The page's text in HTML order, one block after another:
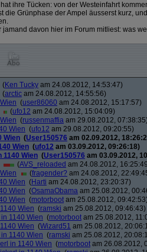
ihre Tücken: von der Westeinfahrt
die Grünphase der Ampel äusserst kurz,
davon hier im Forum mitliest: was
(Ken Tucky am 24.08.2012, 14:53:47)
(arctic am 24.08.2012, 14:55:56)
(user86060 am 24.08.2012, 15:17:57)
(ufo12 am 24.08.2012, 15:04:09)
(russenmaffia am 29.08.2012,
Wien (ufo12 am 29.08.2012, 09:20:55)
Wien (User150576 am 02.09.2012,
Wien (ufo12 am 03.09.2012, 09:26:18)
1140 Wien (User150576 am 03.09.2012,
(AVS_reloaded am 24.08.2012,
(fragender? am 24.08.2012,
Wien (Harti am 24.08.2012, 23:20:37)
Wien (OsamaObama am 25.08.2012,
Wien (motorboot am 25.08.2012,
Wien (ramski am 25.08.2012, 09:46:43)
1140 Wien (motorboot am 25.08.2012,
Wien (Wizard51 am 25.08.2012,
1140 Wien (ramski am 25.08.2012,
in 1140 Wien (motorboot am 26.08.2012,